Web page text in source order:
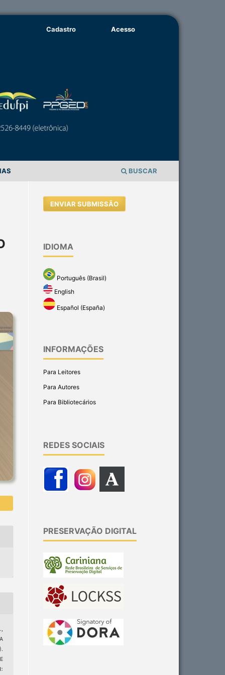
BUSCAR
Cadastro Acesso
ENVIAR SUBMISSÃO
IDIOMA
Português (Brasil)
English
Español (España)
INFORMAÇÕES
Para Leitores
Para Autores
Para Bibliotecários
REDES SOCIAIS
PRESERVAÇÃO DIGITAL